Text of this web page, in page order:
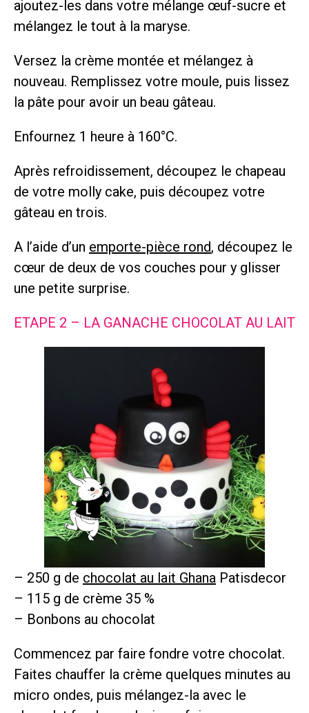
ajoutez-les dans votre mélange œuf-sucre et
mélangez le tout à la maryse.
Versez la crème montée et mélangez à
nouveau. Remplissez votre moule, puis lissez
la pâte pour avoir un beau gâteau.
Enfournez 1 heure à 160°C.
Après refroidissement, découpez le chapeau
de votre molly cake, puis découpez votre
gâteau en trois.
A l’aide d’un emporte-pièce rond, découpez le
cœur de deux de vos couches pour y glisser
une petite surprise.
ETAPE 2 – LA GANACHE CHOCOLAT AU LAIT
– 250 g de chocolat au lait Ghana Patisdecor
– 115 g de crème 35 %
– Bonbons au chocolat
Commencez par faire fondre votre chocolat.
Faites chauffer la crème quelques minutes au
micro ondes, puis mélangez-la avec le